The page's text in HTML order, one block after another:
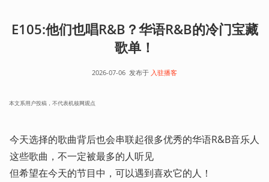
E105:他们也唱R&B？华语R&B的冷门宝藏
歌单！
2026-07-06 发布于 入驻播客
本文系用户投稿，不代表机核网观点
今天选择的歌曲背后也会串联起很多优秀的华语R&B音乐人
这些歌曲，不一定被最多的人听见
但希望在今天的节目中，可以遇到喜欢它的人！